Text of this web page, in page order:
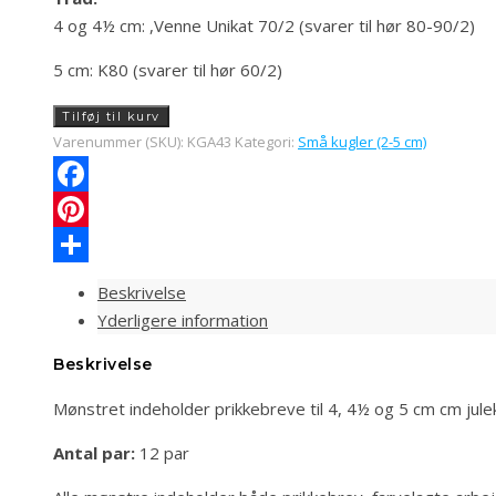
4 og 4½ cm: ,Venne Unikat 70/2 (svarer til hør 80-90/2)
5 cm: K80 (svarer til hør 60/2)
(KGA43)
Diamanter
antal
Tilføj til kurv
Varenummer (SKU): KGA43 Kategori: Små kugler (2-5 cm)
Facebook
Pinterest
Beskrivelse
Yderligere information
Beskrivelse
Mønstret indeholder prikkebreve til 4, 4½ og 5 cm cm
Antal par: 12 par